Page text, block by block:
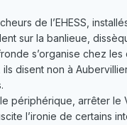
de l’EHESS,
sur la banlieue,
s’organise chez
ils disent non à
périphérique, arrêter le
l’ironie de certains